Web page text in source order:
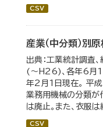
CSV
産業（中分類）別
出典：工業統計調査
(～H26)、各年6月1
年2月1日現在。 平成
業務用機械の分類が
は廃止。また、衣服
CSV